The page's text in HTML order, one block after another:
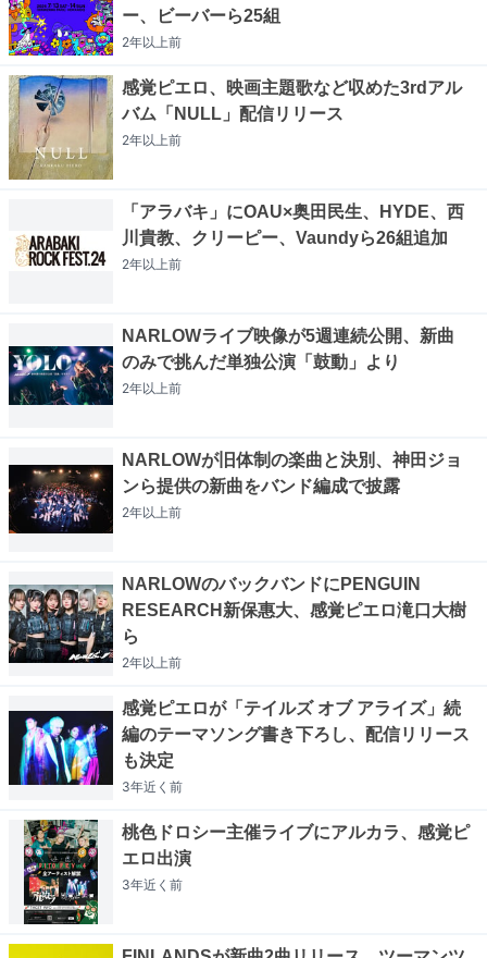
ー、ビーバーら25組
2年以上前
感覚ピエロ、映画主題歌など収めた3rdアル
バム「NULL」配信リリース
2年以上前
「アラバキ」にOAU×奥田民生、HYDE、西
川貴教、クリーピー、Vaundyら26組追加
2年以上前
NARLOWライブ映像が5週連続公開、新曲
のみで挑んだ単独公演「鼓動」より
2年以上前
NARLOWが旧体制の楽曲と決別、神田ジョ
ンら提供の新曲をバンド編成で披露
2年以上前
NARLOWのバックバンドにPENGUIN
RESEARCH新保惠大、感覚ピエロ滝口大樹
ら
2年以上前
感覚ピエロが「テイルズ オブ アライズ」続
編のテーマソング書き下ろし、配信リリース
も決定
3年近く 前
桃色ドロシー主催ライブにアルカラ、感覚ピ
エロ出演
3年近く 前